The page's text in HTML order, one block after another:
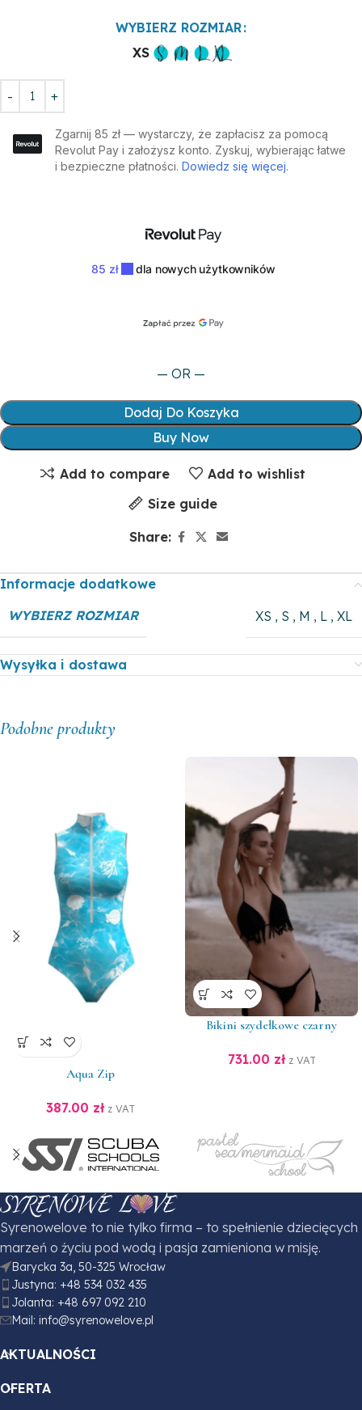
WYBIERZ ROZMIAR
XS
— OR —
Dodaj Do Koszyka
Buy Now
Add to compare
Add to wishlist
Size guide
Share:
Informacje dodatkowe
WYBIERZ ROZMIAR
XS , S , M , L , XL
Wysyłka i dostawa
Podobne produkty
Aqua Zip
387.00 zł z VAT
Bikini szydełkowe czarny
731.00 zł z VAT
Syrenowelove to nie tylko firma – to spełnienie dziecięcych
marzeń o życiu pod wodą i pasja zamieniona w misję.
Barycka 3a, 50-325 Wrocław
Justyna: +48 534 032 435
Jolanta: +48 697 092 210
Mail: info@syrenowelove.pl
AKTUALNOŚCI
OFERTA